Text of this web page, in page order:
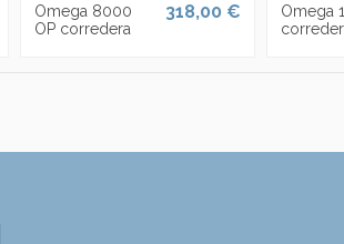
Omega 8000
OP corredera
318,00 €
Omega